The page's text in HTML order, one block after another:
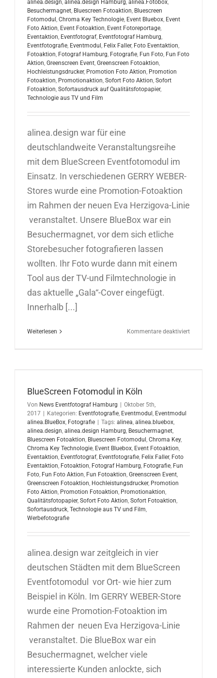
alinea.design, alinea.design Hamburg, alinea.Fotobox,
Besuchermagnet, Bluescreen Fotoaktion, Bluescreen
Fotomodul , Chroma Key Technologie, Event Bluebox, Event
Foto Aktion, Event Fotoaktion, Event Fotoreportage,
Eventaktion, Eventfotograf, Eventfotograf Hamburg,
Eventfotografie, Eventmodul , Felix Faller, Foto Eventaktion,
Fotoaktion, Fotograf Hamburg, Fotografie, Fun Foto, Fun Foto
Aktion, Greenscreen Event, Greenscreen Fotoaktion,
Hochleistungsdrucker, Promotion Foto Aktion, Promotion
Fotoaktion, Promotionaktion, Sofort Foto Aktion, Sofort
Fotoaktion, Sofortausdruck auf Qualitätsfotopapier,
Technologie aus TV und Film
alinea.design war für eine
deutschlandweite Veranstaltungsreihe
mit dem BlueScreen Eventfotomodul im
Einsatz. In verschiedenen GERRY WEBER-
Stores wurde eine Promotion-Fotoaktion
im Rahmen der neuen Eva Herzigova-Linie
veranstaltet. Unsere BlueBox war ein
Besuchermagnet, vor dem sich etliche
Storebesucher fotografieren lassen
wollten. Ihr Foto wurde dann mit einem
Tool aus der TV-und Filmtechnologie in
das aktuelle „Gala“-Cover eingefügt.
Innerhalb [...]
Weiterlesen Kommentare deaktiviertfür
BlueScreen Fotomodul in Köln
Von News Eventfotograf Hamburg
Oktober 5th,
2017
Kategorien: Eventfotografie, Eventmodul , Eventmodul
alinea.BlueBox, Fotografie Tags: alinea, alinea.bluebox,
alinea.design, alinea.design Hamburg, Besuchermagnet,
Bluescreen Fotoaktion, Bluescreen Fotomodul , Chroma Key,
Chroma Key Technologie, Event Bluebox, Event Fotoaktion,
Eventaktion, Eventfotograf, Eventfotografie, Felix Faller, Foto
Eventaktion, Fotoaktion, Fotograf Hamburg, Fotografie, Fun
Foto, Fun Foto Aktion, Fun Fotoaktion, Greenscreen Event,
Greenscreen Fotoaktion, Hochleistungsdrucker, Promotion
Foto Aktion, Promotion Fotoaktion, Promotionaktion,
Qualitätsfotopapier, Sofort Foto Aktion, Sofort Fotoaktion,
Sofortausdruck, Technologie aus TV und Film,
Werbefotografie
alinea.design war zeitgleich in vier
deutschen Städten mit dem BlueScreen
Eventfotomodul vor Ort- wie hier zum
Beispiel in Köln. Im GERRY WEBER-Store
wurde eine Promotion-Fotoaktion im
Rahmen der neuen Eva Herzigova-Linie
veranstaltet. Die BlueBox war ein
Besuchermagnet, welcher viele
interessierte Kunden anlockte, sich